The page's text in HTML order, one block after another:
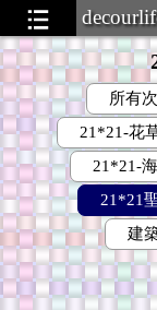
所有
21*21-花
21*21-
21*21
建